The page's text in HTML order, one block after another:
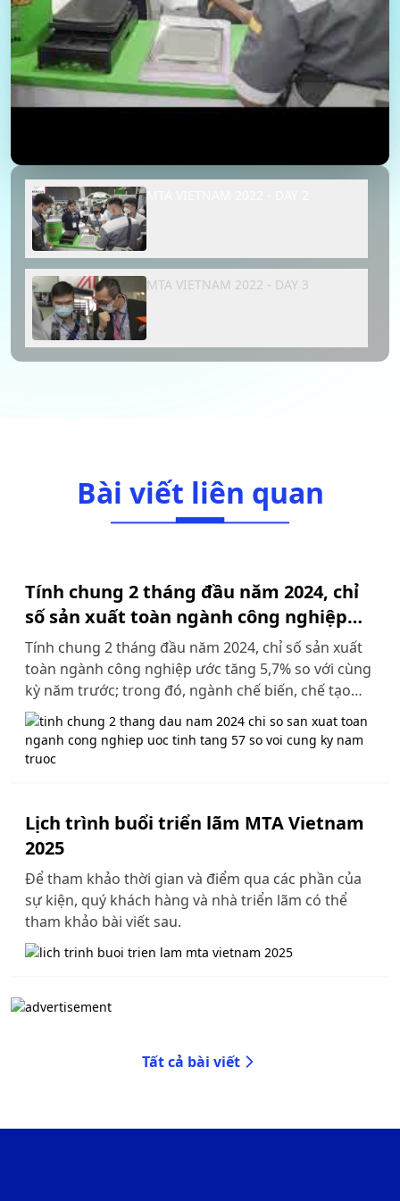
MTA VIETNAM 2022 - DAY 3
Bài viết liên quan
Tính chung 2 tháng đầu năm 2024, chỉ
số sản xuất toàn ngành công nghiệp
ước tính tăng 5,7% so với cùng kỳ năm
trước
Tính chung 2 tháng đầu năm 2024, chỉ số sản xuất
toàn ngành công nghiệp ước tăng 5,7% so với cùng
kỳ năm trước; trong đó, ngành chế biến, chế tạo
tăng 5,9%, đóng góp 5,2 điểm phần trăm.
Lịch trình buổi triển lãm MTA Vietnam
2025
Để tham khảo thời gian và điểm qua các phần của
sự kiện, quý khách hàng và nhà triển lãm có thể
tham khảo bài viết sau.
Tất cả bài viết